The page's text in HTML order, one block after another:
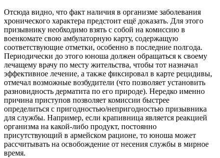
Отсюда видно, что факт наличия в организме заболевания
хронического характера предстоит ещё доказать. Для этого
призывнику необходимо взять с собой на комиссию в
военкомате свою амбулаторную карту, содержащую
соответствующие отметки, особенно в последние полгода.
Периодически до этого юноша должен обращаться к своему
лечащему врачу по месту жительства, чтобы тот назначал
эффективное лечение, а также фиксировал в карте рецидивы,
отмечал возможные возбудители (что позволяет установить
разновидность дерматита по его природе). Нередко именно
причина приступов позволяет комиссии быстрее
определиться с пригодностью/непригодностью призывника
для службы. Например, если крапивница является реакцией
организма на какой-либо продукт, постоянно
присутствующий в армейском рационе, то юноша может
рассчитывать на освобождение от несения службы в мирное
время.